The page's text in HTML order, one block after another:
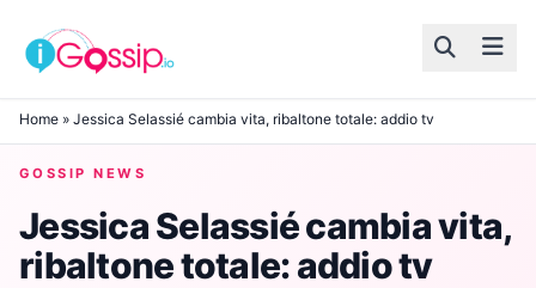
Skip to content
Home » Jessica Selassié cambia vita, ribaltone totale: addio tv
GOSSIP NEWS
Jessica Selassié cambia vita,
ribaltone totale: addio tv